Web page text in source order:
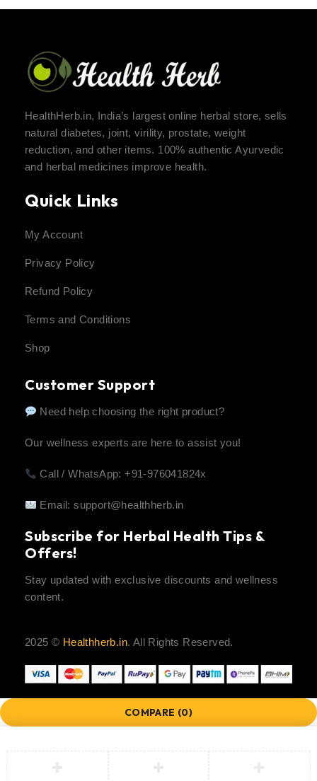
HealthHerb.in, India’s largest online herbal store, sells
natural diabetes, joint, virility, prostate, weight
reduction, and other items. 100% authentic Ayurvedic
and herbal medicines improve health.
Quick Links
My Account
Privacy Policy
Refund Policy
Terms and Conditions
Shop
Customer Support
Need help choosing the right product?
Our wellness experts are here to assist you!
Call / WhatsApp: +91-976041824x
Email:support@healthherb.in
Subscribe for Herbal Health Tips &
Offers!
Stay updated with exclusive discounts and wellness
content.
2025 © Healthherb.in. All Rights Reserved.
COMPARE (0)